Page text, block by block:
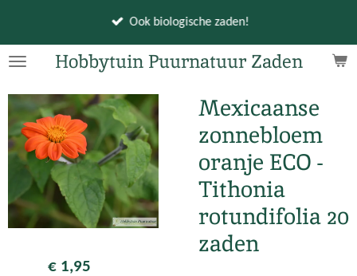
naar
hoofdinhoud
Hobbytuin Puurnatuur Zaden
Ook biologische zaden!
Mexicaanse
zonnebloem
oranje ECO -
Tithonia
rotundifolia 20
zaden
€ 1,95